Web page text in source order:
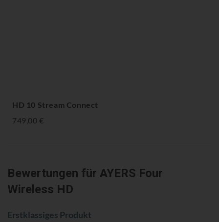
HD 10 Stream Connect
749,00 €
Bewertungen für AYERS Four
Wireless HD
Erstklassiges Produkt